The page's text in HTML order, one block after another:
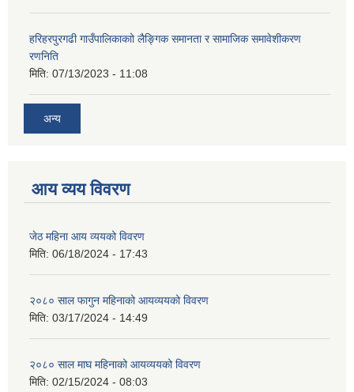
हरिहरपुरगढी गाउँपालिकाकाो लैङ्गिक समानता र सामाजिक समावेशीकरण
रणनिति
मिति: 07/13/2023 - 11:08
अन्य
आय व्यय विवरण
जेठ महिना आय व्ययको विवरण
मिति: 06/18/2024 - 17:43
२०८० साल फागुन महिनाको आयव्ययको विवरण
मिति: 03/17/2024 - 14:49
२०८० साल माघ महिनाको आयव्ययको विवरण
मिति: 02/15/2024 - 08:03